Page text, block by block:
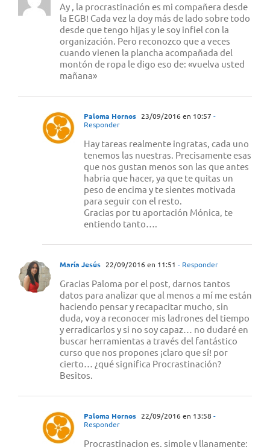
Ay , la procrastinación es mi compañera desde
la EGB! Cada vez la doy más de lado sobre todo
desde que tengo hijas y le soy infiel con la
organización. Pero reconozco que a veces
cuando vienen la plancha acompañada del
montón de ropa le digo eso de: «vuelva usted
mañana»
Paloma Hornos 23/09/2016 en 10:57 -
Responder
Hay tareas realmente ingratas, cada uno
tenemos las nuestras. Precisamente esas
que nos gustan menos son las que antes
habria que hacer, ya que te quitas un
peso de encima y te sientes motivada
para seguir con el resto.
Gracias por tu aportación Mónica, te
entiendo tanto….
María Jesús 22/09/2016 en 11:51 - Responder
Gracias Paloma por el post, darnos tantos
datos para analizar que al menos a mí me están
haciendo pensar y recapacitar mucho, sin
duda, voy a reconocer mis ladrones del tiempo
y erradicarlos y si no soy capaz… no dudaré en
buscar herramientas a través del fantástico
curso que nos propones ¡claro que sí! por
cierto… ¿qué significa Procrastinación?
Besitos.
Paloma Hornos 22/09/2016 en 13:58 -
Responder
Procrastinacion es, simple y llanamente: